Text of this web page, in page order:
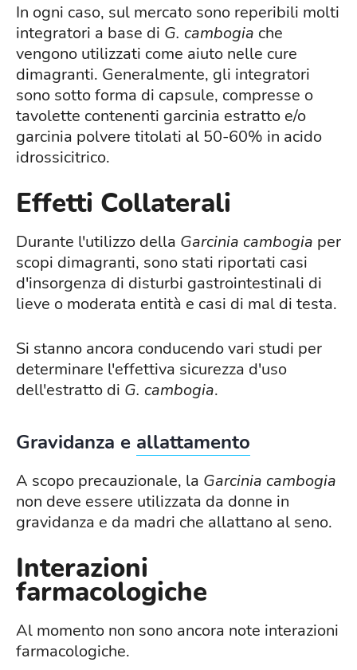
In ogni caso, sul mercato sono reperibili molti
integratori a base di G. cambogia che
vengono utilizzati come aiuto nelle cure
dimagranti. Generalmente, gli integratori
sono sotto forma di capsule, compresse o
tavolette contenenti garcinia estratto e/o
garcinia polvere titolati al 50-60% in acido
idrossicitrico.
Effetti Collaterali
Durante l'utilizzo della Garcinia cambogia per
scopi dimagranti, sono stati riportati casi
d'insorgenza di disturbi gastrointestinali di
lieve o moderata entità e casi di mal di testa.
Si stanno ancora conducendo vari studi per
determinare l'effettiva sicurezza d'uso
dell'estratto di G. cambogia.
Gravidanza e allattamento
A scopo precauzionale, la Garcinia cambogia
non deve essere utilizzata da donne in
gravidanza e da madri che allattano al seno.
Interazioni
farmacologiche
Al momento non sono ancora note interazioni
farmacologiche.